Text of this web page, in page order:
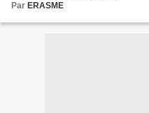
Par ERASME